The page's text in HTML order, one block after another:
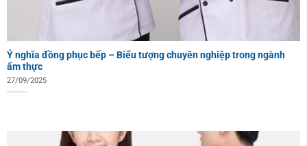
Ý nghĩa đồng phục bếp – Biểu tượng chuyên nghiệp trong ngành
ẩm thực
27/09/2025